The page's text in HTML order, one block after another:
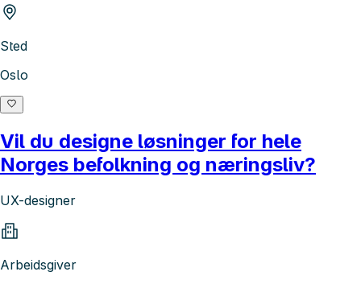
Sted
Oslo
Vil du designe løsninger for hele
Norges befolkning og næringsliv?
UX-designer
Arbeidsgiver